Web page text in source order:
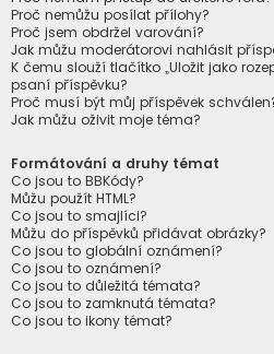
Proč nemůžu posílat přílohy?
Proč jsem obdržel varování?
Jak můžu moderátorovi nahlásit
K čemu slouží tlačítko „Uložit jako
psaní příspěvku?
Proč musí být můj příspěvek
Jak můžu oživit moje téma?
Formátování a druhy témat
Co jsou to BBKódy?
Můžu použít HTML?
Co jsou to smajlíci?
Můžu do příspěvků přidávat obrázky?
Co jsou to globální oznámení?
Co jsou to oznámení?
Co jsou to důležitá témata?
Co jsou to zamknutá témata?
Co jsou to ikony témat?